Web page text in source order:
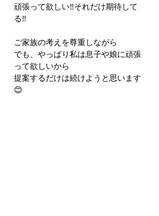
頑張って欲しい‼️それだけ期待して
る‼️
ご家族の考えを尊重しながら
でも、やっぱり私は息子や娘に頑張
って欲しいから
提案するだけは続けようと思います
😊